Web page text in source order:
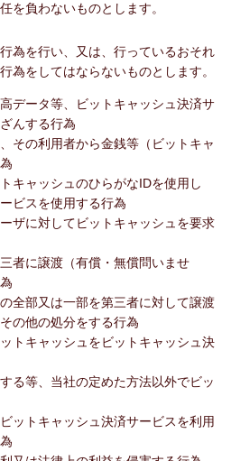
を負わないものとします。
為を行い、又は、行っているおそれ
為をしてはならないものとします。
データ等、ビットキャッシュ決済サ
んする行為
その利用者から金銭等（ビットキャ
キャッシュのひらがなIDを使用し
ビスを使用する行為
ザに対してビットキャッシュを要求
者に譲渡（有償・無償問いませ
全部又は一部を第三者に対して譲渡
の他の処分をする行為
トキャッシュをビットキャッシュ決
る等、当社の定めた方法以外でビッ
ットキャッシュ決済サービスを利用